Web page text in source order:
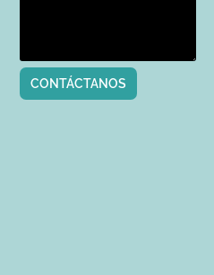
CONTÁCTANOS